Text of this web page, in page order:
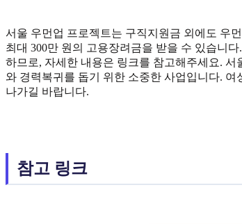
서울 우먼업 프로젝트는 구직지원금 외에도 우
최대 300만 원의 고용장려금을 받을 수 있습니
하므로, 자세한 내용은 링크를 참고해주세요.
와 경력복귀를 돕기 위한 소중한 사업입니다.
나가길 바랍니다.
참고 링크